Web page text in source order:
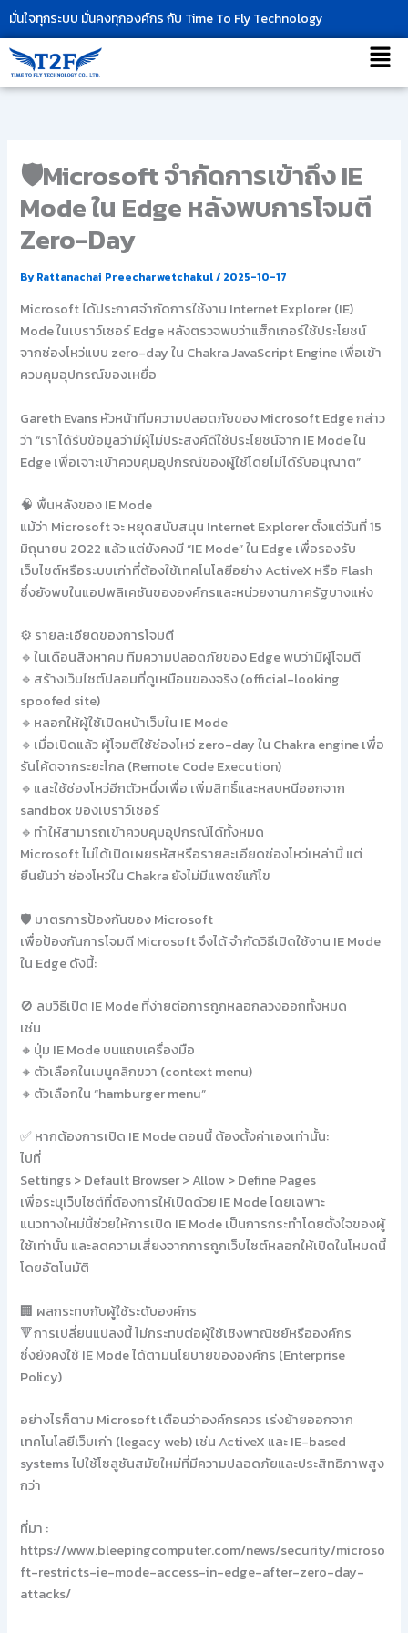
Skip
to
content
มั่นใจทุกระบบ มั่นคงทุกองค์กร กับ Time To Fly Technology
เมนู
🛡Microsoft จำกัดการเข้าถึง IE
Mode ใน Edge หลังพบการโจมตี
Zero-Day
ByRattanachai Preecharwetchakul/ 2025-10-17
Microsoft ได้ประกาศจำกัดการใช้งาน Internet Explorer (IE)
Mode ในเบราว์เซอร์ Edge หลังตรวจพบว่าแฮ็กเกอร์ใช้ประโยชน์
จากช่องโหว่แบบ zero-day ใน Chakra JavaScript Engine เพื่อเข้า
ควบคุมอุปกรณ์ของเหยื่อ
Gareth Evans หัวหน้าทีมความปลอดภัยของ Microsoft Edge กล่าว
ว่า “เราได้รับข้อมูลว่ามีผู้ไม่ประสงค์ดีใช้ประโยชน์จาก IE Mode ใน
Edge เพื่อเจาะเข้าควบคุมอุปกรณ์ของผู้ใช้โดยไม่ได้รับอนุญาต”
🧠 พื้นหลังของ IE Mode
แม้ว่า Microsoft จะ หยุดสนับสนุน Internet Explorer ตั้งแต่วันที่ 15
มิถุนายน 2022 แล้ว แต่ยังคงมี “IE Mode” ใน Edge เพื่อรองรับ
เว็บไซต์หรือระบบเก่าที่ต้องใช้เทคโนโลยีอย่าง ActiveX หรือ Flash
ซึ่งยังพบในแอปพลิเคชันขององค์กรและหน่วยงานภาครัฐบางแห่ง
⚙️ รายละเอียดของการโจมตี
🔹ในเดือนสิงหาคม ทีมความปลอดภัยของ Edge พบว่ามีผู้โจมตี
🔹สร้างเว็บไซต์ปลอมที่ดูเหมือนของจริง (official-looking
spoofed site)
🔹หลอกให้ผู้ใช้เปิดหน้าเว็บใน IE Mode
🔹เมื่อเปิดแล้ว ผู้โจมตีใช้ช่องโหว่ zero-day ใน Chakra engine เพื่อ
รันโค้ดจากระยะไกล (Remote Code Execution)
🔹และใช้ช่องโหว่อีกตัวหนึ่งเพื่อ เพิ่มสิทธิ์และหลบหนีออกจาก
sandbox ของเบราว์เซอร์
🔹ทำให้สามารถเข้าควบคุมอุปกรณ์ได้ทั้งหมด
Microsoft ไม่ได้เปิดเผยรหัสหรือรายละเอียดช่องโหว่เหล่านี้ แต่
ยืนยันว่า ช่องโหว่ใน Chakra ยังไม่มีแพตช์แก้ไข
🛡️ มาตรการป้องกันของ Microsoft
เพื่อป้องกันการโจมตี Microsoft จึงได้ จำกัดวิธีเปิดใช้งาน IE Mode
ใน Edge ดังนี้:
🚫 ลบวิธีเปิด IE Mode ที่ง่ายต่อการถูกหลอกลวงออกทั้งหมด
เช่น
🔸ปุ่ม IE Mode บนแถบเครื่องมือ
🔸ตัวเลือกในเมนูคลิกขวา (context menu)
🔸ตัวเลือกใน “hamburger menu”
✅ หากต้องการเปิด IE Mode ตอนนี้ ต้องตั้งค่าเองเท่านั้น:
ไปที่
Settings > Default Browser > Allow > Define Pages
เพื่อระบุเว็บไซต์ที่ต้องการให้เปิดด้วย IE Mode โดยเฉพาะ
แนวทางใหม่นี้ช่วยให้การเปิด IE Mode เป็นการกระทำโดยตั้งใจของผู้
ใช้เท่านั้น และลดความเสี่ยงจากการถูกเว็บไซต์หลอกให้เปิดในโหมดนี้
โดยอัตโนมัติ
🏢 ผลกระทบกับผู้ใช้ระดับองค์กร
🔻การเปลี่ยนแปลงนี้ ไม่กระทบต่อผู้ใช้เชิงพาณิชย์หรือองค์กร
ซึ่งยังคงใช้ IE Mode ได้ตามนโยบายขององค์กร (Enterprise
Policy)
อย่างไรก็ตาม Microsoft เตือนว่าองค์กรควร เร่งย้ายออกจาก
เทคโนโลยีเว็บเก่า (legacy web) เช่น ActiveX และ IE-based
systems ไปใช้โซลูชันสมัยใหม่ที่มีความปลอดภัยและประสิทธิภาพสูง
กว่า
ที่มา :
https://www.bleepingcomputer.com/news/security/microso
ft-restricts-ie-mode-access-in-edge-after-zero-day-
attacks/